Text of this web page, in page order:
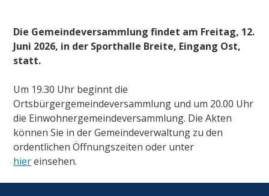
Die Gemeindeversammlung findet am Freitag, 12.
Juni 2026, in der Sporthalle Breite, Eingang Ost,
statt.
Um 19.30 Uhr beginnt die
Ortsbürgergemeindeversammlung und um 20.00 Uhr
die Einwohnergemeindeversammlung. Die Akten
können Sie in der Gemeindeverwaltung zu den
ordentlichen Öffnungszeiten oder unter
hiereinsehen.